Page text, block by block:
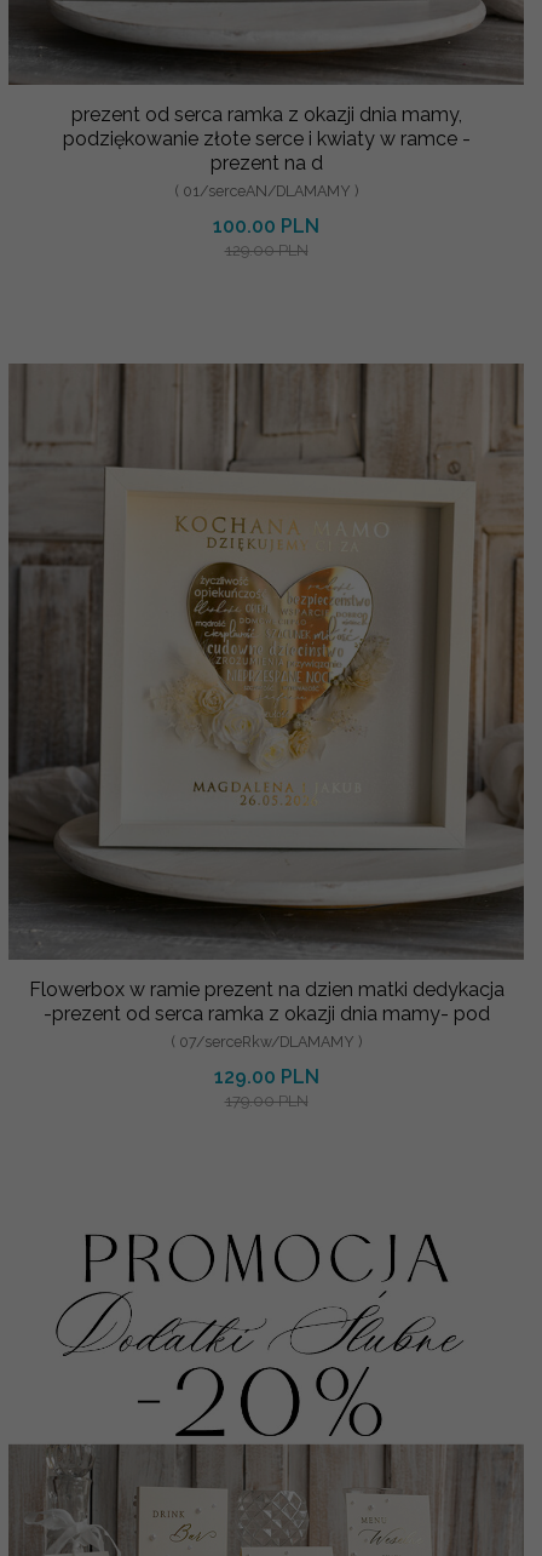
prezent od serca ramka z okazji dnia mamy,
podziękowanie złote serce i kwiaty w ramce -
prezent na d
( 01/serceAN/DLAMAMY )
100.00 PLN
129.00 PLN
Flowerbox w ramie prezent na dzien matki dedykacja
-prezent od serca ramka z okazji dnia mamy- pod
( 07/serceRkw/DLAMAMY )
129.00 PLN
179.00 PLN